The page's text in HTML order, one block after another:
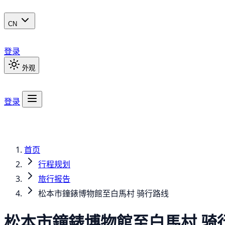
CN
登录
外观
登录
首页
行程规划
旅行报告
松本市鐘錶博物館至白馬村 骑行路线